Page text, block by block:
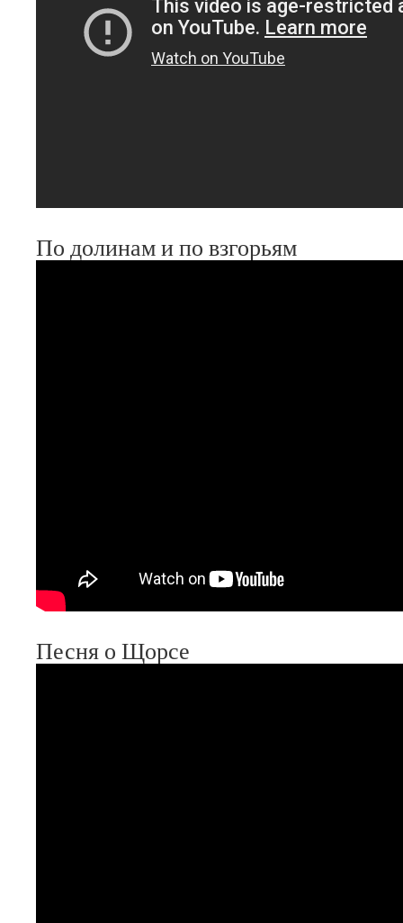
По долинам и по взгорьям
Песня о Щорсе